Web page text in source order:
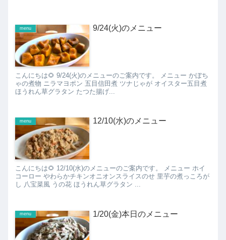
menu 9/24(火)のメニュー
こんにちは🌻 9/24(火)のメニューのご案内です。 メニュー かぼち
ゃの煮物 ニラマヨポン 五目信田煮 ツナじゃが オイスター五目煮
ほうれん草グラタン たつた揚げ...
menu 12/10(水)のメニュー
こんにちは🌻 12/10(水)のメニューのご案内です。 メニュー ホイ
コーロー やわらかチキンオニオンスライスのせ 里芋の煮っころが
し 八宝菜風 うの花 ほうれん草グラタン ...
menu 1/20(金)本日のメニュー